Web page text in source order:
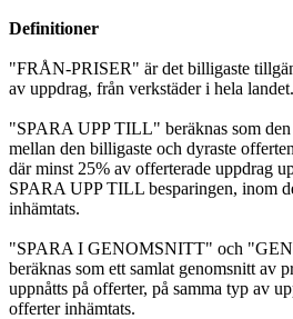
Definitioner
"FRÅN-PRISER" är det billigaste
av uppdrag, från verkstäder i hela landet.
"SPARA UPP TILL" beräknas som den
mellan den billigaste och dyraste
där minst 25% av offerterade uppdrag
SPARA UPP TILL besparingen, inom
inhämtats.
"SPARA I GENOMSNITT" och
beräknas som ett samlat genomsnitt av
uppnåtts på offerter, på samma typ av
offerter inhämtats.